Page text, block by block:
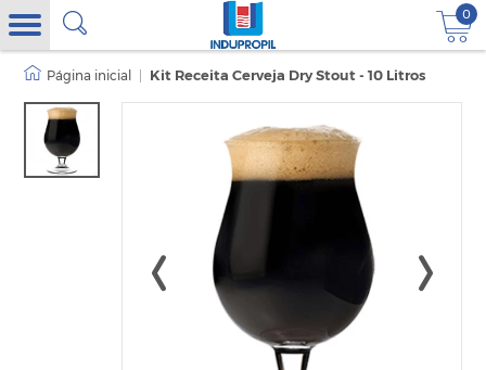
0
Kit Receita Cerveja Dry Stout - 10 Litros